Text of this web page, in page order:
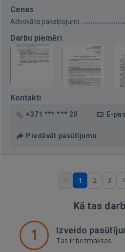
Cenas
Advokāta pakalpojumi
Darbu piemēri
Kontakti
+371 *** *** 20 E-
Piedāvāt pasūtījumu
1 2 3
Kā tas
1 Izveido
Tas ir bezmaksas